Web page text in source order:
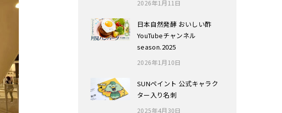
2026年1月11日
日本自然発酵 おいしい酢
YouTubeチャンネル
season.2025
2026年1月10日
SUNペイント 公式キャラク
ター入り名刺
2025年4月30日